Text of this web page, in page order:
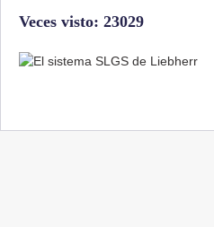
Veces visto: 23029